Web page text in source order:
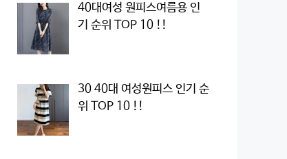
40대여성 원피스여름용 인
기 순위 TOP 10 !!
30 40대 여성원피스 인기 순
위 TOP 10 !!